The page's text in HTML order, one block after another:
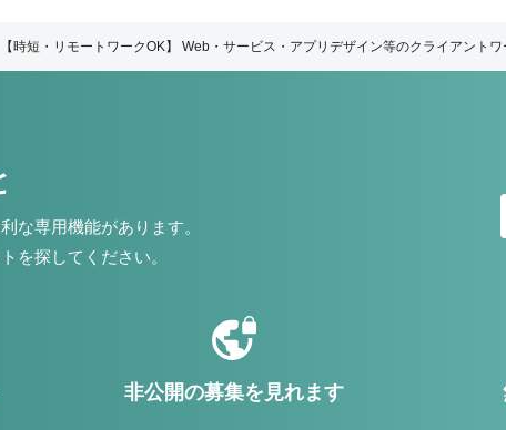
【時短・リモートワークOK】 Web・サービス・アプリデザイン等のクライアント
な専用機能があります。
を探してください。
非公開の募集を見れます